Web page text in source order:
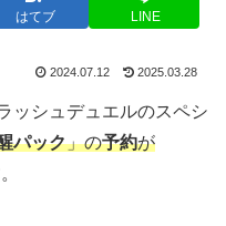
はてブ LINE
2024.07.12 2025.03.28
ッシュデュエルのスペシ
パック」の予約が